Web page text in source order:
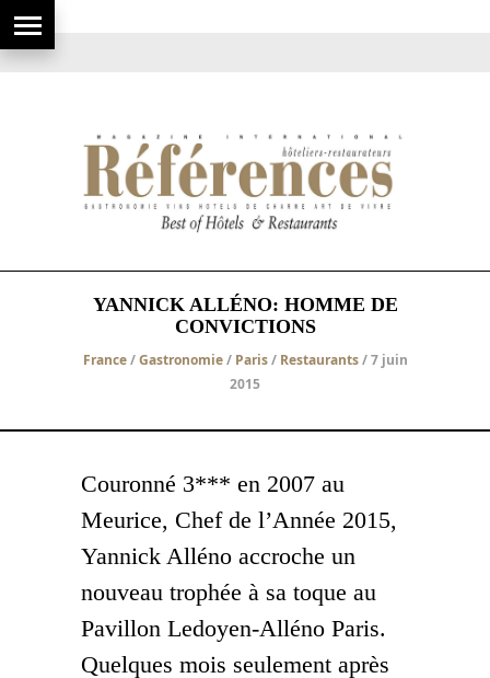
YANNICK ALLÉNO: HOMME DE
CONVICTIONS
France/Gastronomie/ Paris/ Restaurants/ 7 juin
2015
Couronné 3*** en 2007 au
Meurice, Chef de l’Année 2015,
Yannick Alléno accroche un
nouveau trophée à sa toque au
Pavillon Ledoyen-Alléno Paris.
Quelques mois seulement après